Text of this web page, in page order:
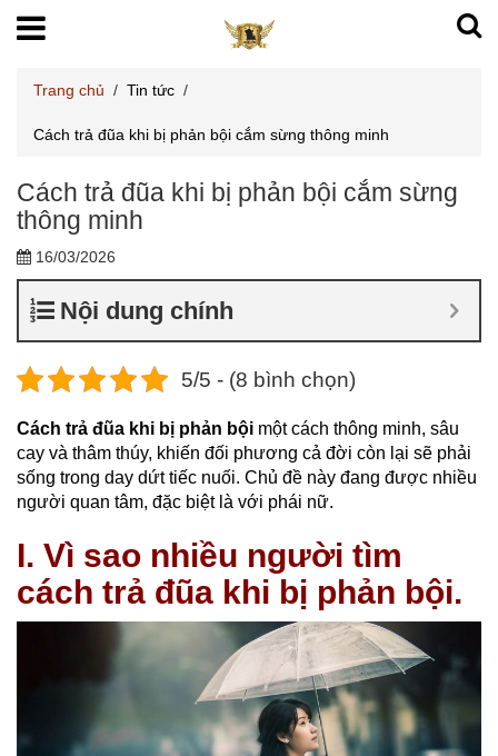
Trang chủ / Tin tức /
Cách trả đũa khi bị phản bội cắm sừng thông minh
Cách trả đũa khi bị phản bội cắm sừng
thông minh
16/03/2026
Nội dung chính
5/5 - (8 bình chọn)
Cách trả đũa khi bị phản bội một cách thông minh, sâu
cay và thâm thúy, khiến đối phương cả đời còn lại sẽ phải
sống trong day dứt tiếc nuối. Chủ đề này đang được nhiều
người quan tâm, đặc biệt là với phái nữ.
I. Vì sao nhiều người tìm
cách trả đũa khi bị phản bội.